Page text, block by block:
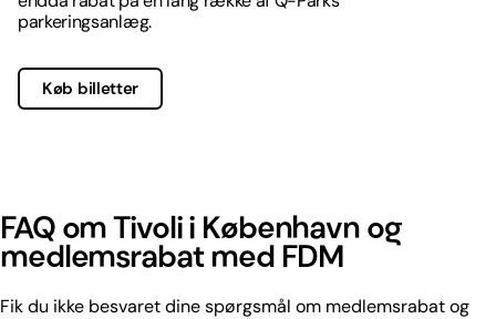
parkeringsanlæg.
Køb billetter
FAQ om Tivoli i København og
medlemsrabat med FDM
Fik du ikke besvaret dine spørgsmål om medlemsrabat og